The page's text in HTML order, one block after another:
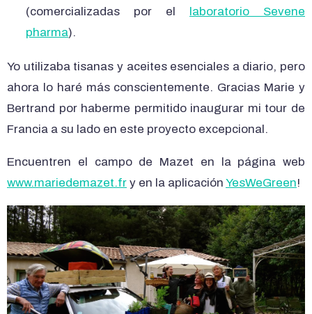
(comercializadas por el
laboratorio Sevene
pharma).
Yo utilizaba tisanas y aceites esenciales a diario, pero
ahora lo haré más conscientemente. Gracias Marie y
Bertrand por haberme permitido inaugurar mi tour de
Francia a su lado en este proyecto excepcional.
Encuentren el campo de Mazet en la página web
www.mariedemazet.fr y en la aplicación YesWeGreen!